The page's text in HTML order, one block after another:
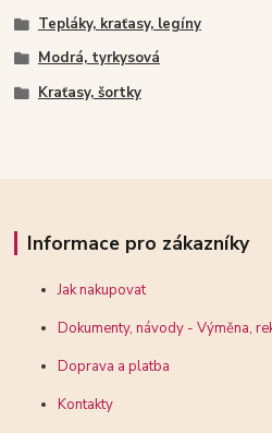
Tepláky, kraťasy, legíny
Modrá, tyrkysová
Kraťasy, šortky
Informace pro zákazníky
Jak nakupovat
Dokumenty, návody - Výměna,
Doprava a platba
Kontakty